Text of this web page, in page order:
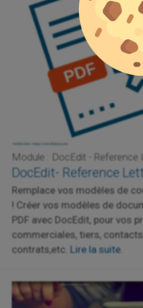
Module : DocEdit - Reference
DocEdit- Reference
Remplace vos modèles de
! Créer vos modèles de
PDF avec DocEdit, pour vos
commerciales, tiers,
contrats,etc. Lire la suite.